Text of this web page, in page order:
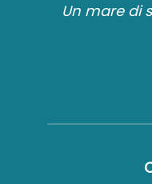
Un mare di